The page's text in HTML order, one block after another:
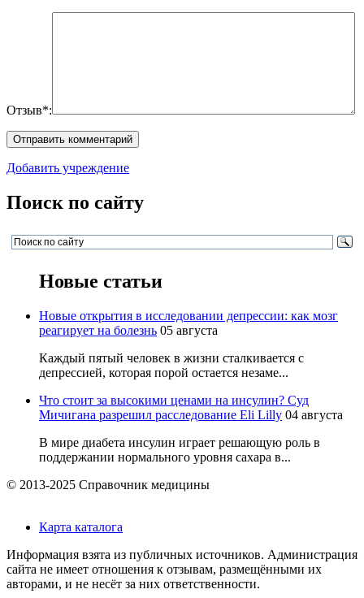
Отзыв*:
Добавить учреждение
Поиск по сайту
Новые статьи
Новые открытия в исследовании депрессии: как мозг
реагирует на болезнь 05 августа
Каждый пятый человек в жизни сталкивается с
депрессией, которая порой остается незаме...
Что стоит за высокими ценами на инсулин? Суд
Мичигана разрешил расследование Eli Lilly 04 августа
В мире диабета инсулин играет решающую роль в
поддержании нормального уровня сахара в...
© 2013-2025 Справочник медицины
Карта каталога
Информация взята из публичных источников. Администрация
сайта не имеет отношения к отзывам, размещёнными их
авторами, и не несёт за них ответственности.